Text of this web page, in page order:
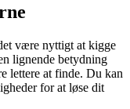
være nyttigt at kigge
lignende betydning
lettere at finde. Du kan
for at løse dit